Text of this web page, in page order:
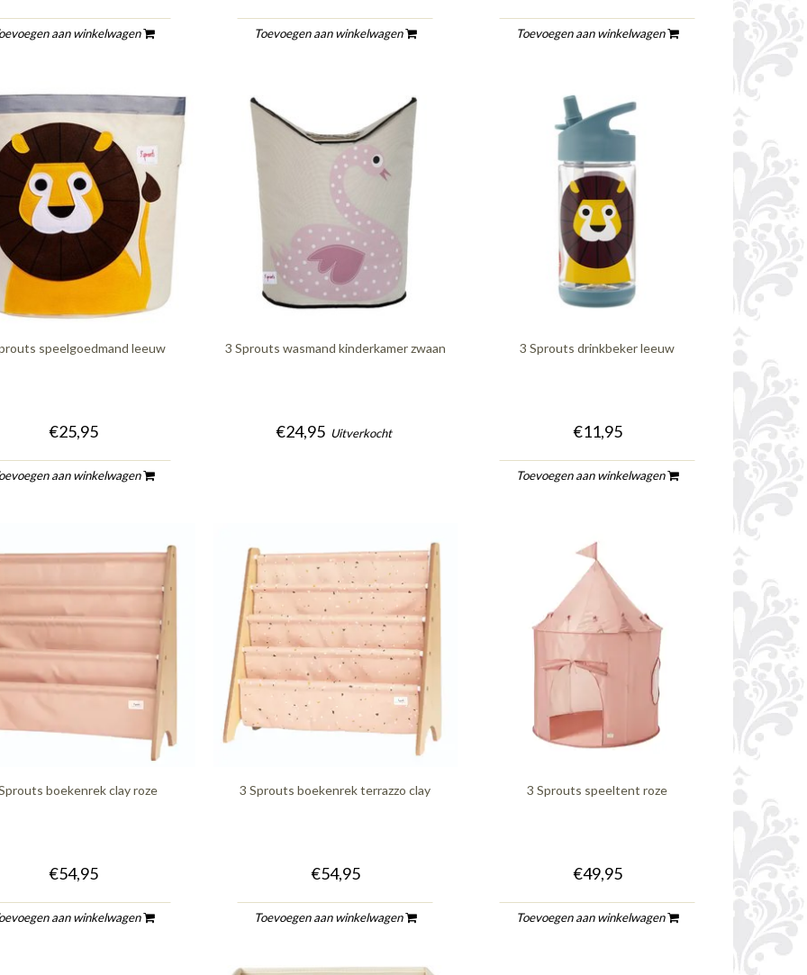
aan winkelwagen Toevoegen aan winkelwagen Toevoegen aan winkelwagen
speelgoedmand leeuw
€25,95
aan winkelwagen
3 Sprouts wasmand kinderkamer zwaan
€24,95 Uitverkocht
3 Sprouts drinkbeker leeuw
€11,95
Toevoegen aan winkelwagen
boekenrek clay roze
€54,95
aan winkelwagen
3 Sprouts boekenrek terrazzo clay
€54,95
Toevoegen aan winkelwagen
3 Sprouts speeltent roze
€49,95
Toevoegen aan winkelwagen